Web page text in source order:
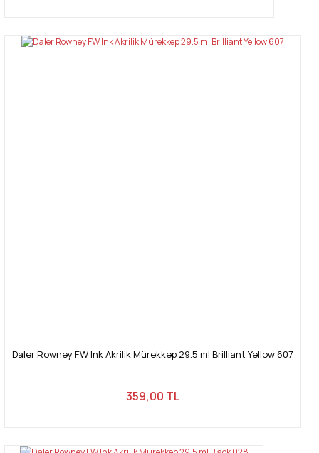
Daler Rowney FW Ink Akrilik Mürekkep 29.5 ml Brilliant Yellow 607
359,00 TL